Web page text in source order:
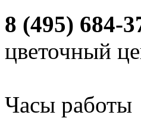
8 (495) 684-
цветочный
Часы работы